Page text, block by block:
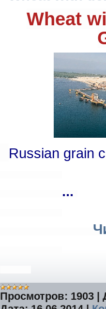
Wheat
Russian grain
...
Просмотров: 1903